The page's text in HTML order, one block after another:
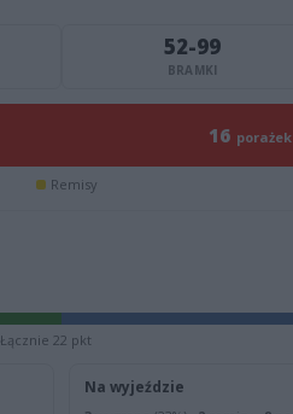
52-99
BRAMKI
16
Remisy
Łącznie 22 pkt
Na wyjeździe